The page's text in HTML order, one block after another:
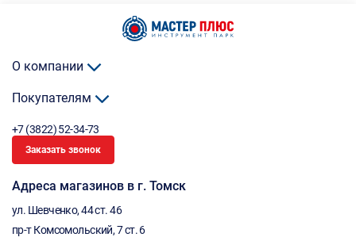
О компании
Покупателям
+7 (3822) 52-34-73
Заказать звонок
Адреса магазинов в г. Томск
ул. Шевченко, 44 ст. 46
пр-т Комсомольский, 7 ст. 6